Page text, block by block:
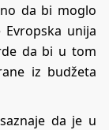
da bi moglo
unija
da bi u tom
iz budžeta
da je u